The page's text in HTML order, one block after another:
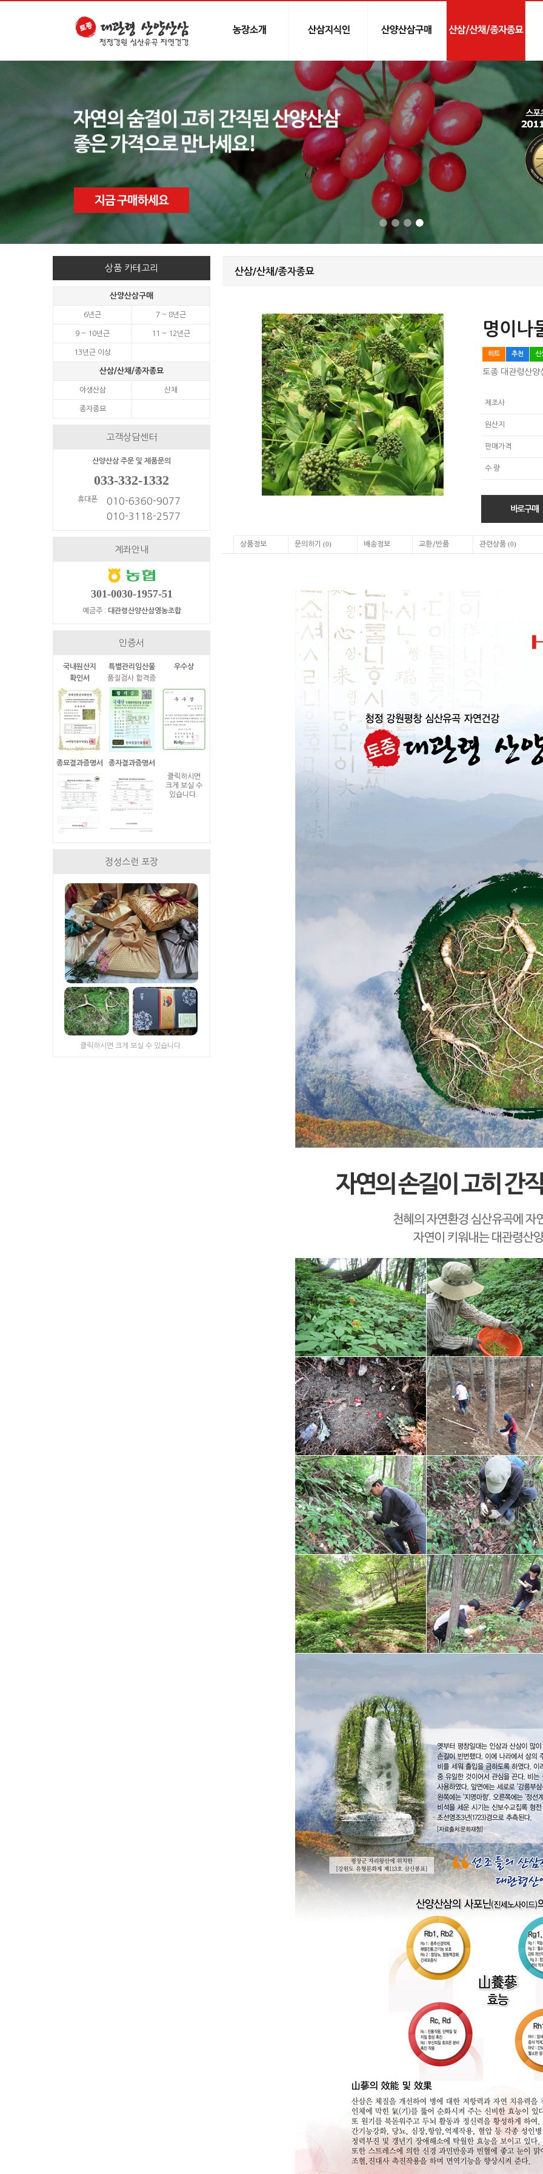
상품 카테고리
산양산삼구매
6년근 7 ~ 8년근
9 ~ 10년근 11 ~ 12년근
13년근 이상
산삼/산채/종자종묘
야생산삼 산채
종자종묘
고객상담센터
산양산삼 주문 및 제품문의
033-332-1332
휴대폰
010-6360-9077
010-3118-2577
계좌안내
301-0030-1957-51
예금주 : 대관령산양산삼영농조합
인증서
국내원산지
확인서
특별관리임산물
품질검사 합격증
우수상
종묘결과증명서
종자결과증명서
클릭하시면
크게 보실 수
있습니다.
정성스런 포장
클릭하시면 크게 보실 수 있습니다.
산삼/산채/종자종묘
명이나
히트 추천 신
토종 대관령산양
제조사
원산지
판매가격
수 량
바로구매
상품정보 문의하기 (0) 배송정보 교환/반품 관련상품 (0)